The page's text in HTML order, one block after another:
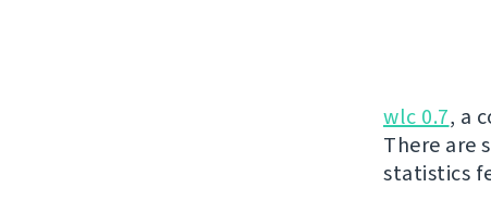
wlc 0.7, a
There are
statistics